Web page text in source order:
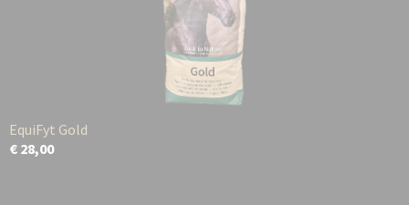
EquiFyt Gold
€ 28,00